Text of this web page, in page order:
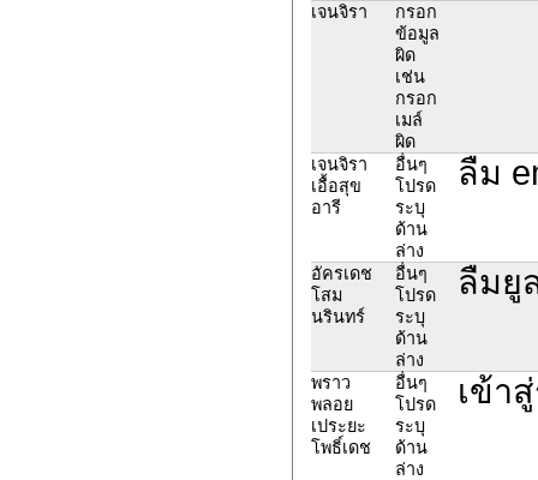
เจนจิรา
กรอก
ข้อมูล
ผิด
เช่น
กรอก
เมล์
ผิด
เจนจิรา
เอื้อสุข
อารี
อื่นๆ
โปรด
ระบุ
ด้าน
ล่าง
ลืม
อัครเดช
โสม
นรินทร์
อื่นๆ
โปรด
ระบุ
ด้าน
ล่าง
ลืมยู
พราว
พลอย
เประยะ
โพธิ์เดช
อื่นๆ
โปรด
ระบุ
ด้าน
ล่าง
เข้า